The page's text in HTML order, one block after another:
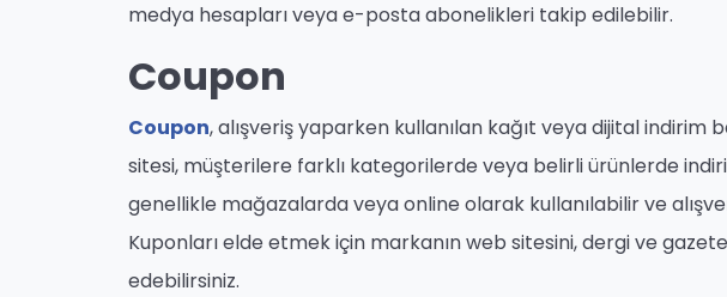
medya hesapları veya e-posta abonelikleri takip edilebilir.
Coupon
Coupon, alışveriş yaparken kullanılan kağıt veya dijital
sitesi, müşterilere farklı kategorilerde veya belirli ürünlerde
genellikle mağazalarda veya online olarak kullanılabilir ve
Kuponları elde etmek için markanın web sitesini, dergi ve
edebilirsiniz.